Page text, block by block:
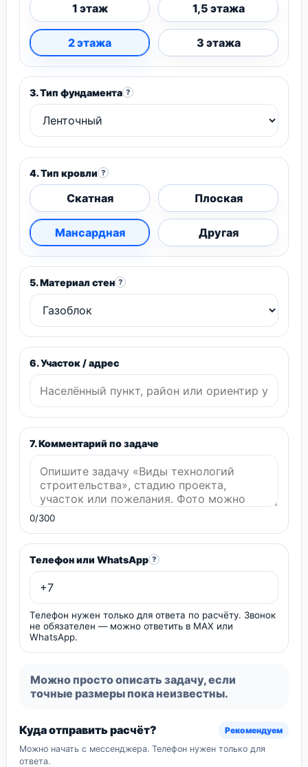
1 этаж 1,5 этажа
2 этажа 3 этажа
3. Тип фундамента ?
4. Тип кровли ?
Скатная Плоская
Мансардная Другая
5. Материал стен ?
6. Участок / адрес
7. Комментарий по задаче
0/300
Телефон или WhatsApp ?
Телефон нужен только для ответа по расчёту. Звонок
не обязателен — можно ответить в MAX или
WhatsApp.
Можно просто описать задачу, если
точные размеры пока неизвестны.
Куда отправить расчёт?
Рекомендуем
Можно начать с мессенджера. Телефон нужен только для
ответа.